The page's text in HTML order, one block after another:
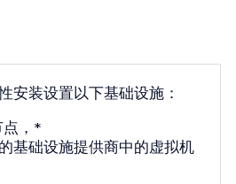
安装设置以下基础设施：
点，*
基础设施提供商中的虚拟机